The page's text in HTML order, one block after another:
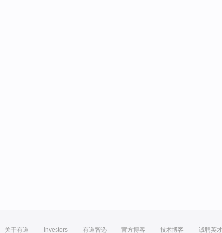
关于有道 Investors 有道智选 官方博客 技术博客 诚聘英才